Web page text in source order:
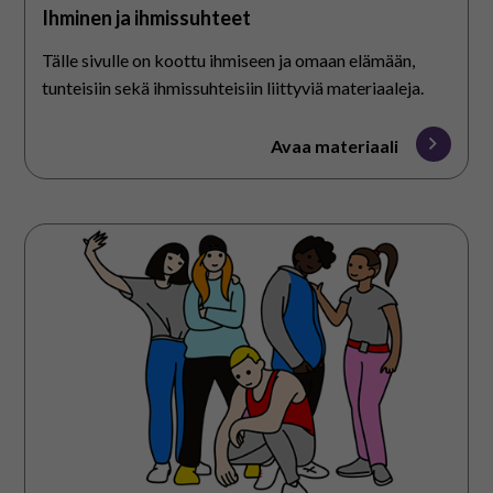
Ihminen ja ihmissuhteet
Tälle sivulle on koottu ihmiseen ja omaan elämään,
tunteisiin sekä ihmissuhteisiin liittyviä materiaaleja.
Avaa materiaali
Ihmissuhteet